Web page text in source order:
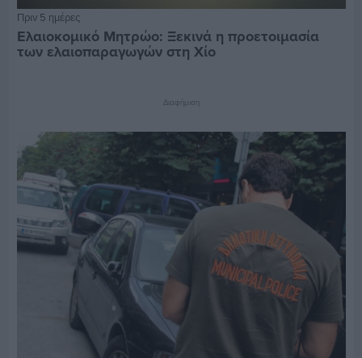
Πριν 5 ημέρες
Ελαιοκομικό Μητρώο: Ξεκινά η προετοιμασία
των ελαιοπαραγωγών στη Χίο
Διαφήμιση